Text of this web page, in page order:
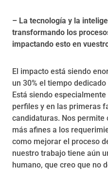
– La tecnología y la
transformando los
impactando esto en
El impacto está siendo
un 30% el tiempo
Está siendo
perfiles y en las primeras
candidaturas. Nos
más afines a los
como mejorar el proceso
nuestro trabajo tiene aún
humano, que creo que no